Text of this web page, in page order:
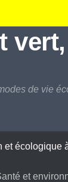
de vie
et écologique
et